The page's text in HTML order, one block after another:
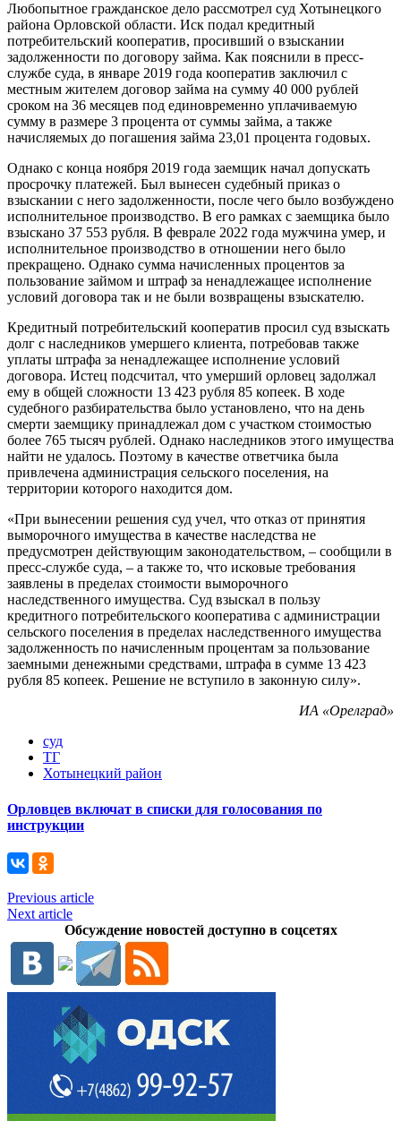
Любопытное гражданское дело рассмотрел суд Хотынецкого
района Орловской области. Иск подал кредитный
потребительский кооператив, просивший о взыскании
задолженности по договору займа. Как пояснили в пресс-
службе суда, в январе 2019 года кооператив заключил с
местным жителем договор займа на сумму 40 000 рублей
сроком на 36 месяцев под единовременно уплачиваемую
сумму в размере 3 процента от суммы займа, а также
начисляемых до погашения займа 23,01 процента годовых.
Однако с конца ноября 2019 года заемщик начал допускать
просрочку платежей. Был вынесен судебный приказ о
взыскании с него задолженности, после чего было возбуждено
исполнительное производство. В его рамках с заемщика было
взыскано 37 553 рубля. В феврале 2022 года мужчина умер, и
исполнительное производство в отношении него было
прекращено. Однако сумма начисленных процентов за
пользование займом и штраф за ненадлежащее исполнение
условий договора так и не были возвращены взыскателю.
Кредитный потребительский кооператив просил суд взыскать
долг с наследников умершего клиента, потребовав также
уплаты штрафа за ненадлежащее исполнение условий
договора. Истец подсчитал, что умерший орловец задолжал
ему в общей сложности 13 423 рубля 85 копеек. В ходе
судебного разбирательства было установлено, что на день
смерти заемщику принадлежал дом с участком стоимостью
более 765 тысяч рублей. Однако наследников этого имущества
найти не удалось. Поэтому в качестве ответчика была
привлечена администрация сельского поселения, на
территории которого находится дом.
«При вынесении решения суд учел, что отказ от принятия
выморочного имущества в качестве наследства не
предусмотрен действующим законодательством, – сообщили в
пресс-службе суда, – а также то, что исковые требования
заявлены в пределах стоимости выморочного
наследственного имущества. Суд взыскал в пользу
кредитного потребительского кооператива с администрации
сельского поселения в пределах наследственного имущества
задолженность по начисленным процентам за пользование
заемными денежными средствами, штрафа в сумме 13 423
рубля 85 копеек. Решение не вступило в законную силу».
ИА «Орелград»
суд
ТГ
Хотынецкий район
Орловцев включат в списки для голосования по
инструкции
Previous article
Next article
Обсуждение новостей доступно в соцсетях